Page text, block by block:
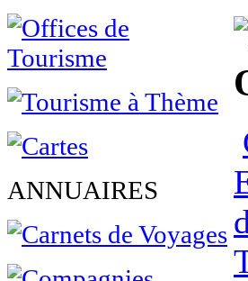
ANNUAIRES